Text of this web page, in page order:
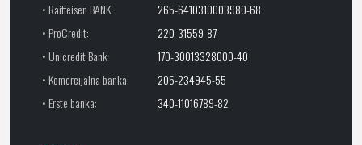
• Raiffeisen BANK:
265-6410310003980-68
• ProCredit:
220-31559-87
• Unicredit Bank:
170-30013328000-40
• Komercijalna banka:
205-234945-55
• Erste banka:
340-11016789-82